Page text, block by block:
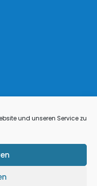
und unseren Service zu